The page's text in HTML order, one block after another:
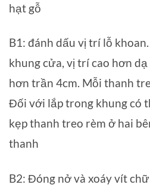
hạt gỗ
B1: đánh dấu vị trí lỗ
khung cửa, vị trí cao hơn
hơn trần 4cm. Mỗi thanh
Đối với lắp trong khung có
kẹp thanh treo rèm ở hai
thanh
B2: Đóng nở và xoáy vít